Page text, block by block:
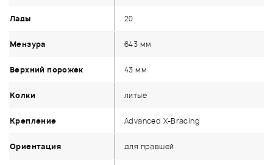
Лады 20
Мензура 643 мм
Верхний порожек 43 мм
Колки литые
Крепление Advanced X-Bracing
Ориентация для правшей